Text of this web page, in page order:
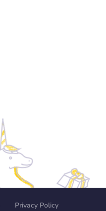
Privacy Policy